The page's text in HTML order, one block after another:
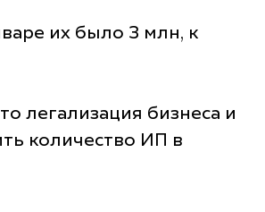
их было 3 млн, к
легализация бизнеса и
количество ИП в